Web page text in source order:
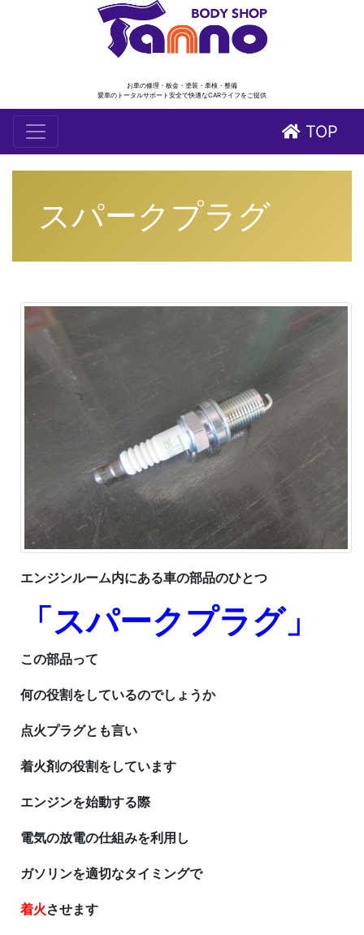
お車の修理・板金・塗装・車検・整備
愛車のトータルサポート安全で快適なCARライフをご提供
TOP
スパークプラグ
エンジンルーム内にある車の部品のひとつ
「スパークプラグ」
この部品って
何の役割をしているのでしょうか
点火プラグとも言い
着火剤の役割をしています
エンジンを始動する際
電気の放電の仕組みを利用し
ガソリンを適切なタイミングで
着火させます